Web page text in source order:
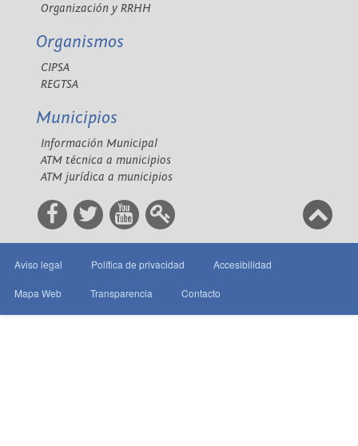
Organización y RRHH
Organismos
CIPSA
REGTSA
Municipios
Información Municipal
ATM técnica a municipios
ATM jurídica a municipios
Aviso legal Política de privacidad Accesibilidad
Mapa Web Transparencia Contacto